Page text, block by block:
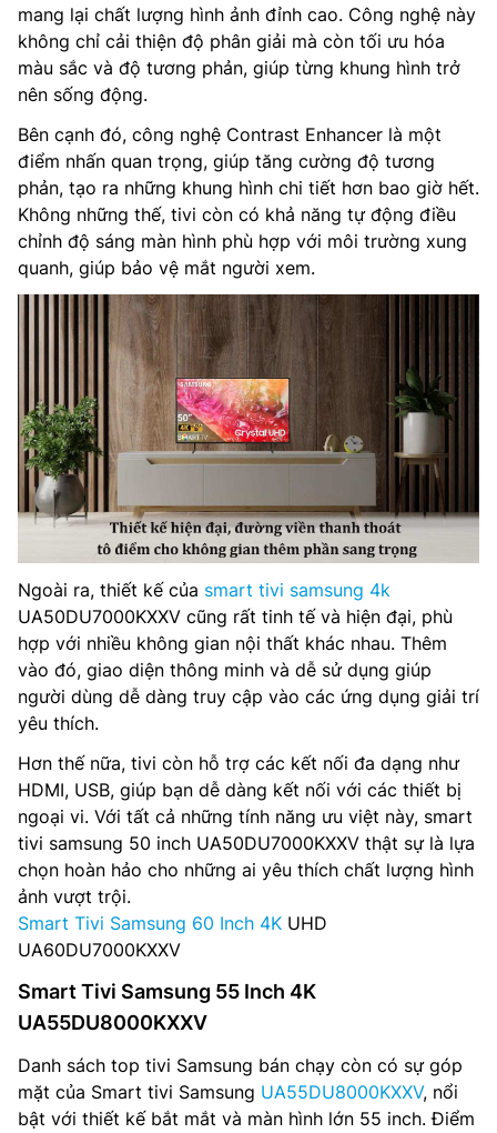
mang lại chất lượng hình ảnh đỉnh cao. Công nghệ này
không chỉ cải thiện độ phân giải mà còn tối ưu hóa
màu sắc và độ tương phản, giúp từng khung hình trở
nên sống động.
Bên cạnh đó, công nghệ Contrast Enhancer là một
điểm nhấn quan trọng, giúp tăng cường độ tương
phản, tạo ra những khung hình chi tiết hơn bao giờ hết.
Không những thế, tivi còn có khả năng tự động điều
chỉnh độ sáng màn hình phù hợp với môi trường xung
quanh, giúp bảo vệ mắt người xem.
Ngoài ra, thiết kế của smart tivi samsung 4k
UA50DU7000KXXV cũng rất tinh tế và hiện đại, phù
hợp với nhiều không gian nội thất khác nhau. Thêm
vào đó, giao diện thông minh và dễ sử dụng giúp
người dùng dễ dàng truy cập vào các ứng dụng giải trí
yêu thích.
Hơn thế nữa, tivi còn hỗ trợ các kết nối đa dạng như
HDMI, USB, giúp bạn dễ dàng kết nối với các thiết bị
ngoại vi. Với tất cả những tính năng ưu việt này, smart
tivi samsung 50 inch UA50DU7000KXXV thật sự là lựa
chọn hoàn hảo cho những ai yêu thích chất lượng hình
ảnh vượt trội.
Smart Tivi Samsung 60 Inch 4K UHD
UA60DU7000KXXV
Smart Tivi Samsung 55 Inch 4K
UA55DU8000KXXV
Danh sách top tivi Samsung bán chạy còn có sự góp
mặt của Smart tivi Samsung UA55DU8000KXXV, nổi
bật với thiết kế bắt mắt và màn hình lớn 55 inch. Điểm